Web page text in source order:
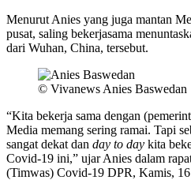
Menurut Anies yang juga mantan
pusat, saling bekerjasama
dari Wuhan, China, tersebut.
© Vivanews Anies Baswedan
“Kita bekerja sama dengan
Media memang sering ramai. Tapi
sangat dekat dan day to day kita
Covid-19 ini,” ujar Anies dalam
(Timwas) Covid-19 DPR, Kamis,